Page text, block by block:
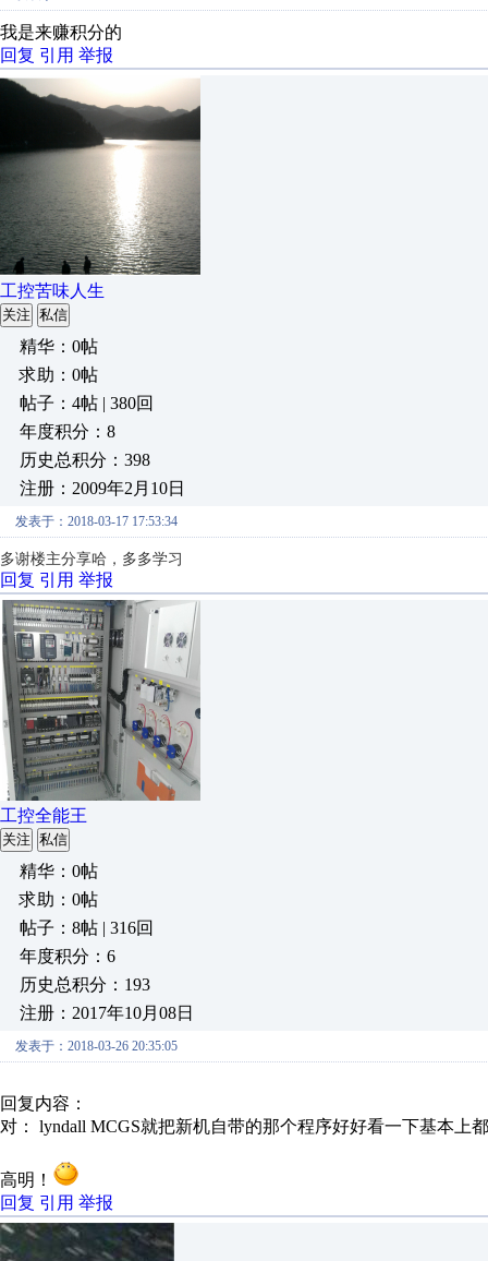
我是来赚积分的
回复 引用 举报
工控苦味人生
关注 私信
精华：0帖
求助：0帖
帖子：4帖 | 380回
年度积分：8
历史总积分：398
注册：2009年2月10日
发表于：2018-03-17 17:53:34
多谢楼主分享哈，多多学习
回复 引用 举报
工控全能王
关注 私信
精华：0帖
求助：0帖
帖子：8帖 | 316回
年度积分：6
历史总积分：193
注册：2017年10月08日
发表于：2018-03-26 20:35:05
回复内容：
对： lyndall MCGS就把新机自带的那个程序好好看一下基本上
高明！
回复 引用 举报